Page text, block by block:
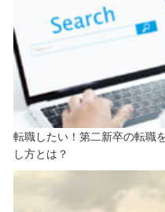
転職したい！第二新卒の転職
し方とは？